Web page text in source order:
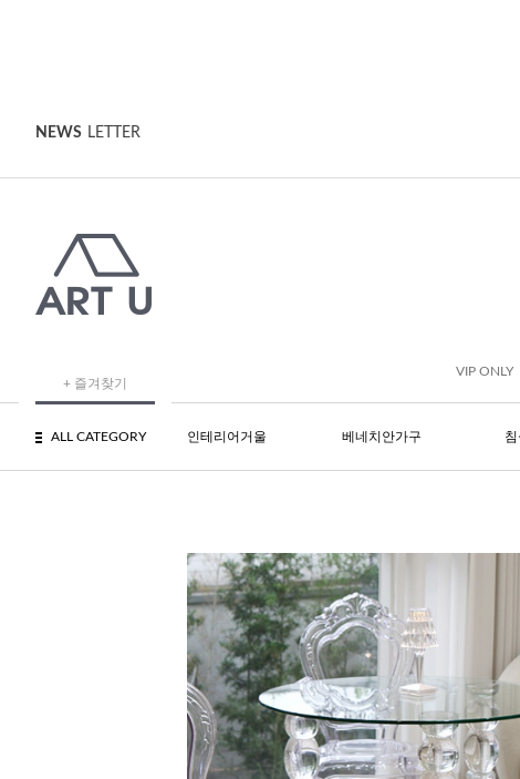
NEWS LETTER
+ 즐겨찾기
VIP ONLY
ALL CATEGORY 인테리어거울 베네치안가구